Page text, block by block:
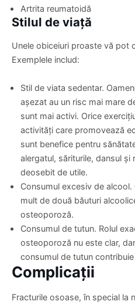
Artrita reumatoidă
Stilul de viață
Unele obiceiuri proaste vă pot
Exemplele includ:
Stil de viata sedentar.
așezat au un risc mai mare
sunt mai activi. Orice
activități care promovează
sunt benefice pentru
alergatul, săriturile, dansul și
deosebit de utile.
Consumul excesiv de
mult de două băuturi
osteoporoză.
Consumul de tutun. Rolul
osteoporoză nu este clar,
consumul de tutun
Complicații
Fracturile osoase, în special la